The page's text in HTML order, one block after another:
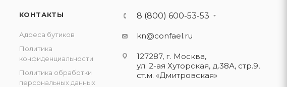
КОНТАКТЫ
Адреса бутиков
Политика
конфиденциальности
Политика обработки
персональных данных
8 (800) 600-53-53
kn@confael.ru
127287, г. Москва,
ул. 2-ая Хуторская, д.38А, стр.9,
ст.м. «Дмитровская»